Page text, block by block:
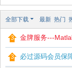
过
源全部下载 最新 热门
金牌服务---
必过源码会员保